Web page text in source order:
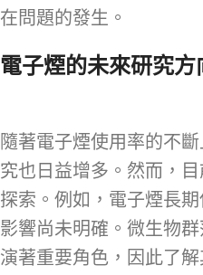
在問題的發生。
電子煙的未來研究方
隨著電子煙使用率的不
究也日益增多。然而，
探索。例如，電子煙長
影響尚未明確。微生物
演著重要角色，因此了